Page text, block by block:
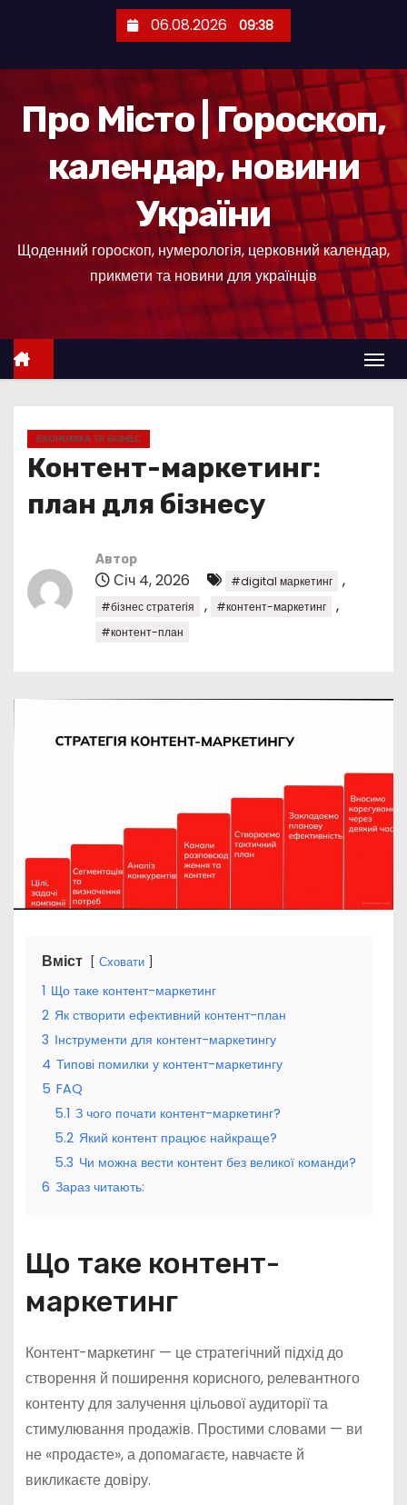
е
06.08.2026 09:38
Про Місто | Гороскоп,
календар, новини
України
Щоденний гороскоп, нумерологія, церковний календар,
прикмети та новини для українців
ЕКОНОМІКА ТА БІЗНЕС
Контент-маркетинг:
план для бізнесу
Автор
Січ 4, 2026 #digital маркетинг ,
#бізнес стратегія , #контент-маркетинг ,
#контент-план
Вміст Сховати
1 Що таке контент-маркетинг
2 Як створити ефективний контент-план
3 Інструменти для контент-маркетингу
4 Типові помилки у контент-маркетингу
5 FAQ
5.1 З чого почати контент-маркетинг?
5.2 Який контент працює найкраще?
5.3 Чи можна вести контент без великої команди?
6 Зараз читають:
Що таке контент-
маркетинг
Контент-маркетинг — це стратегічний підхід до
створення й поширення корисного, релевантного
контенту для залучення цільової аудиторії та
стимулювання продажів. Простими словами — ви
не «продаєте», а допомагаєте, навчаєте й
викликаєте довіру.